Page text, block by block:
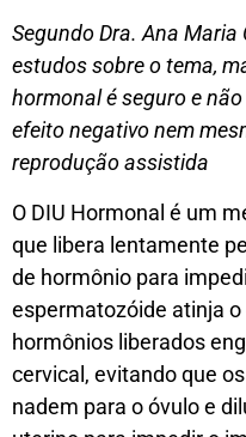
Segundo Dra. Ana Maria
estudos sobre o tema,
hormonal é seguro e
efeito negativo nem
reprodução assistida
O DIU Hormonal é um
que libera lentamente
de hormônio para
espermatozóide atinja
hormônios liberados
cervical, evitando que
nadem para o óvulo e